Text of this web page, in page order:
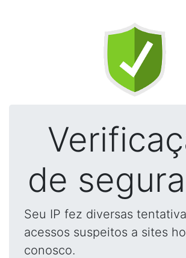
de
Seu IP fez diversas
acessos suspeitos a sites
conosco.